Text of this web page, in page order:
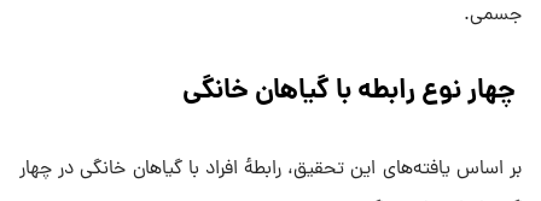
جسمی.
چهار نوع رابطه با گیاهان خانگی
بر اساس یافته‌های این تحقیق، رابطه‌ٔ افراد با گیاهان خانگی در چهار